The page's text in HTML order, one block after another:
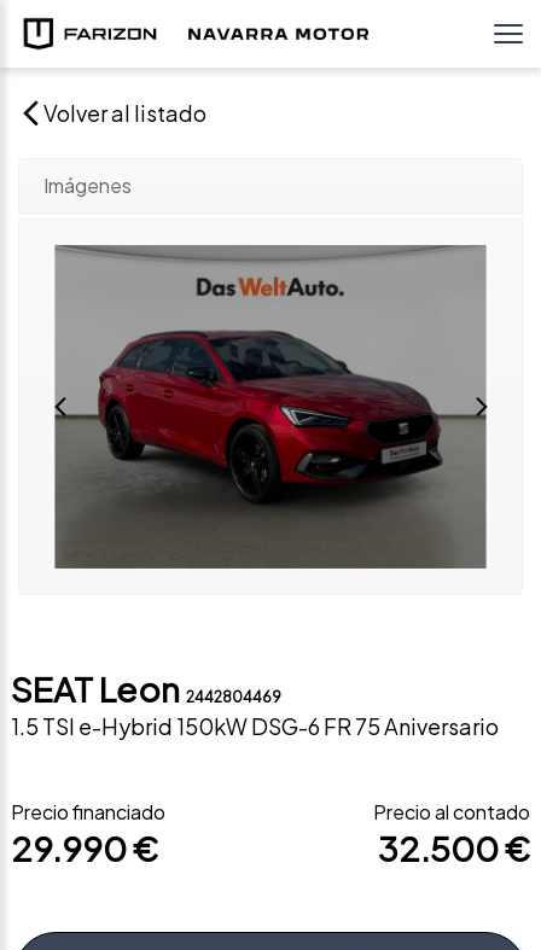
Volver al listado
Imágenes
SEAT Leon 2442804469
1.5 TSI e-Hybrid 150kW DSG-6 FR 75 Aniversario
Precio financiado
29.990 €
Precio al contado
32.500 €